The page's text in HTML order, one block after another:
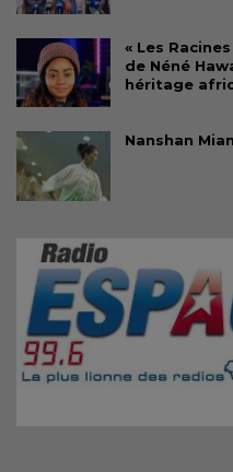
« Les
de Néné
héritage
Nanshan